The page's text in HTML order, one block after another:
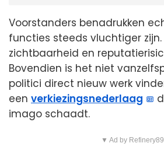
Voorstanders benadrukken
functies steeds vluchtiger zijn.
zichtbaarheid en
Bovendien is het niet
politici direct nieuw werk
een verkiezingsnederlaag
imago schaadt.
▼ Ad by Refinery89